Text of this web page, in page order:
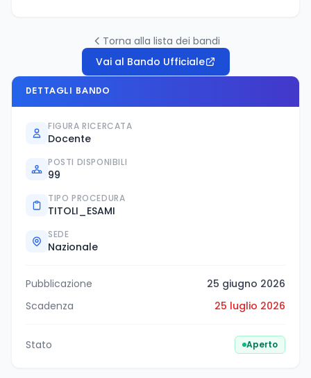
Torna alla lista dei bandi
Vai al Bando Ufficiale
DETTAGLI BANDO
FIGURA RICERCATA
Docente
POSTI DISPONIBILI
99
TIPO PROCEDURA
TITOLI_ESAMI
SEDE
Nazionale
Pubblicazione
25 giugno 2026
Scadenza
25 luglio 2026
Stato Aperto